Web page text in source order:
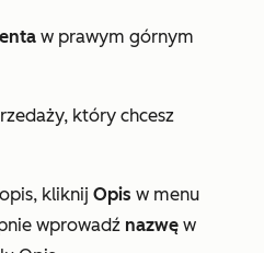
w prawym górnym
który chcesz
kliknij Opis w menu
wprowadź nazwę w